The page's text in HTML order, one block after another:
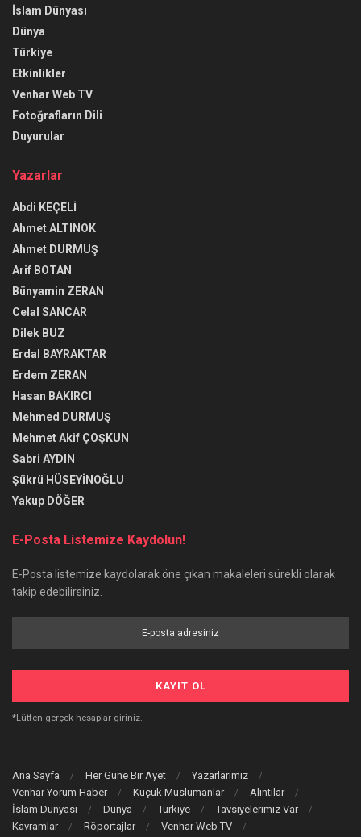
İslam Dünyası
Dünya
Türkiye
Etkinlikler
Venhar Web TV
Fotoğrafların Dili
Duyurular
Yazarlar
Abdi KEÇELİ
Ahmet ALTINOK
Ahmet DURMUŞ
Arif BOTAN
Bünyamin ZERAN
Celal SANCAR
Dilek BUZ
Erdal BAYRAKTAR
Erdem ZERAN
Hasan BAKIRCI
Mehmed DURMUŞ
Mehmet Akif ÇOŞKUN
Sabri AYDIN
Şükrü HÜSEYİNOĞLU
Yakup DÖĞER
E-Posta Listemize Kaydolun!
E-Posta listemize kaydolarak öne çıkan makaleleri sürekli olarak
takip edebilirsiniz.
*Lütfen gerçek hesaplar giriniz.
Ana Sayfa Her Güne Bir Ayet
Yazarlarımız
Venhar Yorum Haber
Küçük Müslümanlar
Alıntılar
İslam Dünyası
Dünya Türkiye
Tavsiyelerimiz Var
Kavramlar
Röportajlar Venhar Web TV